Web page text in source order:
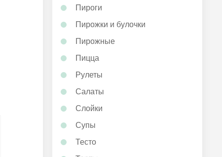
Пироги
Пирожки и булочки
Пирожные
Пицца
Рулеты
Салаты
Слойки
Супы
Тесто